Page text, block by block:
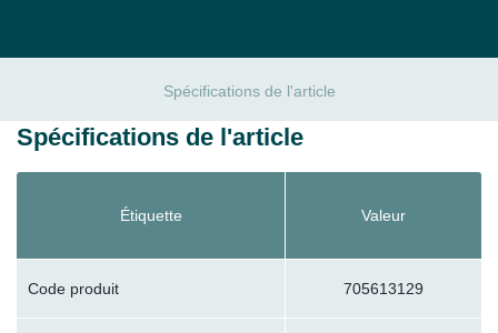
Spécifications de l'article
Spécifications de l'article
Étiquette Valeur
Code produit 705613129